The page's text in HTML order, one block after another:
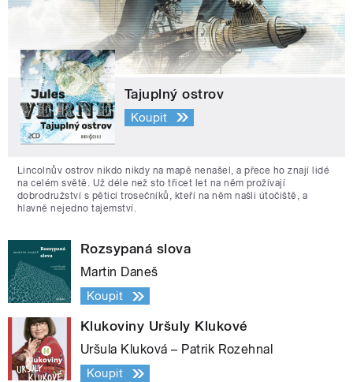
Tajuplný ostrov
Koupit
Lincolnův ostrov nikdo nikdy na mapě nenašel, a přece ho znají lidé
na celém světě. Už déle než sto třicet let na něm prožívají
dobrodružství s pěticí trosečníků, kteří na něm našli útočiště, a
hlavně nejedno tajemství.
Rozsypaná slova
Martin Daneš
Koupit
Klukoviny Uršuly Klukové
Uršula Kluková – Patrik Rozehnal
Koupit